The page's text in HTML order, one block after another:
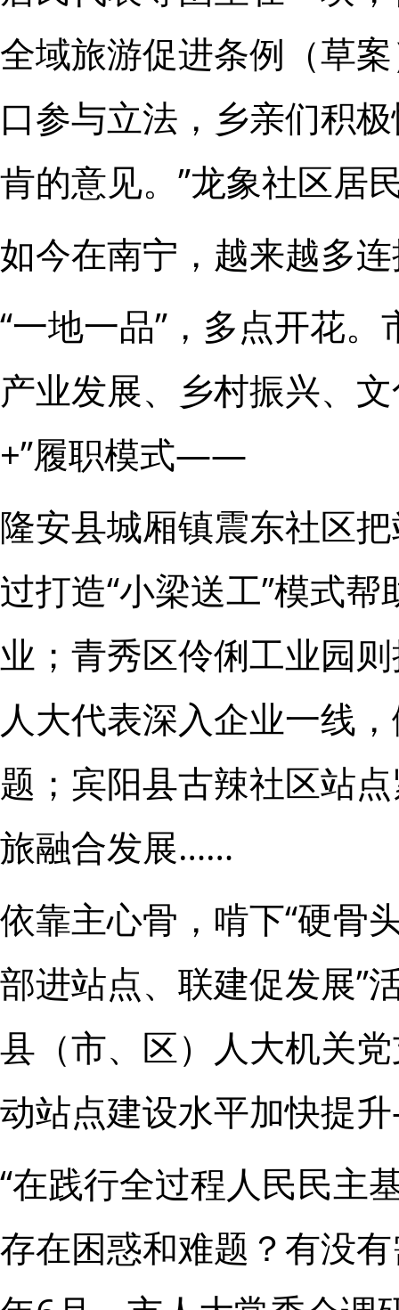
全域旅游促进条例（草
口参与立法，乡亲们积
肯的意见。”龙象社区居
如今在南宁，越来越多
“一地一品”，多点开花
产业发展、乡村振兴、
+”履职模式——
隆安县城厢镇震东社区
过打造“小梁送工”模式
业；青秀区伶俐工业园
人大代表深入企业一线
题；宾阳县古辣社区站
旅融合发展……
依靠主心骨，啃下“硬骨
部进站点、联建促发展”
县（市、区）人大机关
动站点建设水平加快提
“在践行全过程人民民主
存在困惑和难题？有没